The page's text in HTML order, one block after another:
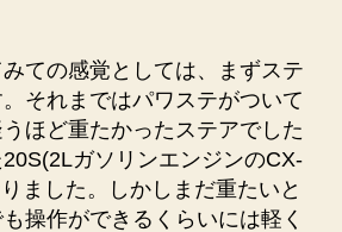
ての感覚としては、まずステ
それまではパワステがついて
ほど重たかったステアでした
ガソリンエンジンのCX-
ました。しかしまだ重たいと
操作ができるくらいには軽く